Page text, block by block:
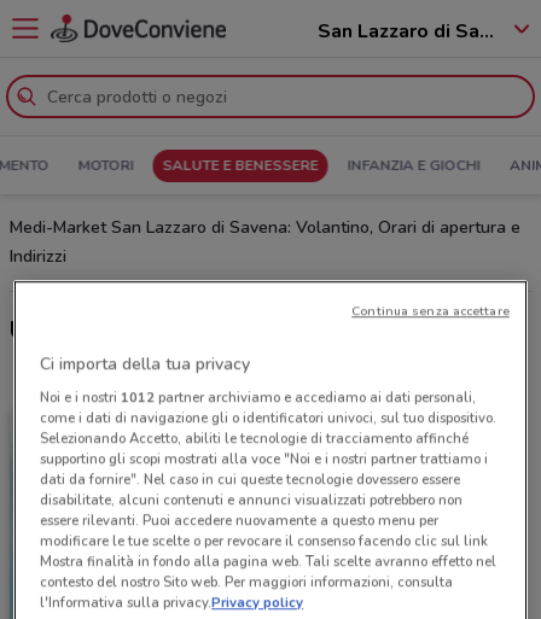
San Lazzaro di Savena - 40068
MOTORI SALUTE E BENESSERE INFANZIA E GIOCHI
Medi-Market San Lazzaro di Savena: Volantino, Orari di apertura e
Indirizzi
Ultime offerte del volantino Medi-Market
Ci importa della tua privacy
Noi e i nostri 1012partner archiviamo e accediamo ai dati personali,
come i dati di navigazione gli o identificatori univoci, sul tuo dispositivo.
Selezionando Accetto, abiliti le tecnologie di tracciamento affinché
supportino gli scopi mostrati alla voce "Noi e i nostri partner trattiamo i
dati da fornire". Nel caso in cui queste tecnologie dovessero essere
disabilitate, alcuni contenuti e annunci visualizzati potrebbero non
essere rilevanti. Puoi accedere nuovamente a questo menu per
modificare le tue scelte o per revocare il consenso facendo clic sul link
Mostra finalità in fondo alla pagina web. Tali scelte avranno effetto nel
contesto del nostro Sito web. Per maggiori informazioni, consulta
l'Informativa sulla privacy.Privacy policy
Continua senza accettare